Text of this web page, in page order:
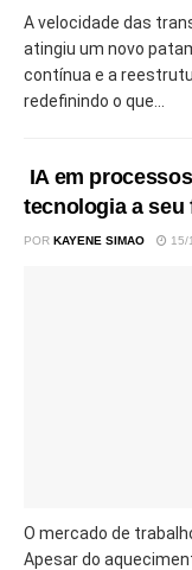
A velocidade das
atingiu um novo
contínua e a
redefinindo o que...
IA em
tecnologia a seu
POR KAYENE SIMAO 15/
O mercado de
Apesar do